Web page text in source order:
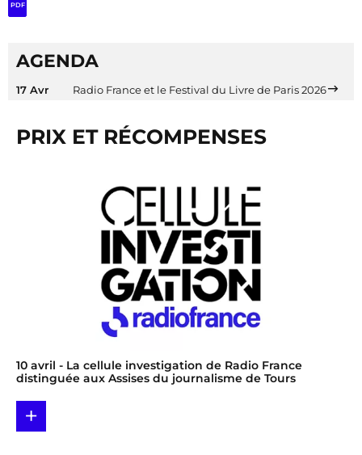
PDF
AGENDA
17 Avr Radio France et le Festival du Livre de Paris 2026
PRIX ET RÉCOMPENSES
10 avril - La cellule investigation de Radio France
distinguée aux Assises du journalisme de Tours
+